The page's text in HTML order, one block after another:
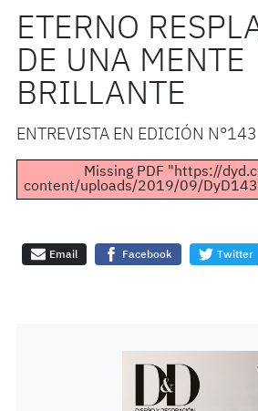
ETERNO
DE UNA MENTE
BRILLANTE
ENTREVISTA EN EDICIÓN N°143
Missing PDF "https://
content/uploads/2019/09/
Email Facebook Twitter